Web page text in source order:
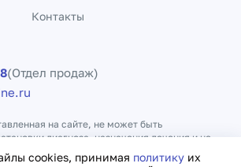
cookies, принимая политику их
Контакты
(Отдел продаж)
на сайте, не может быть
диагноза, назначения лечения и не